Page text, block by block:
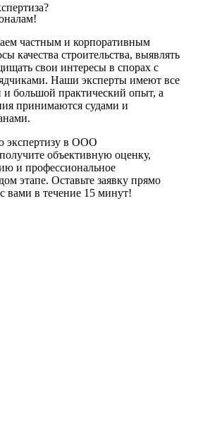
частным и корпоративным
качества строительства, выявлять
свои интересы в спорах с
Наши эксперты имеют все
большой практический опыт, а
принимаются судами и
экспертизу в ООО
объективную оценку,
и профессиональное
этапе. Оставьте заявку прямо
вами в течение 15 минут!